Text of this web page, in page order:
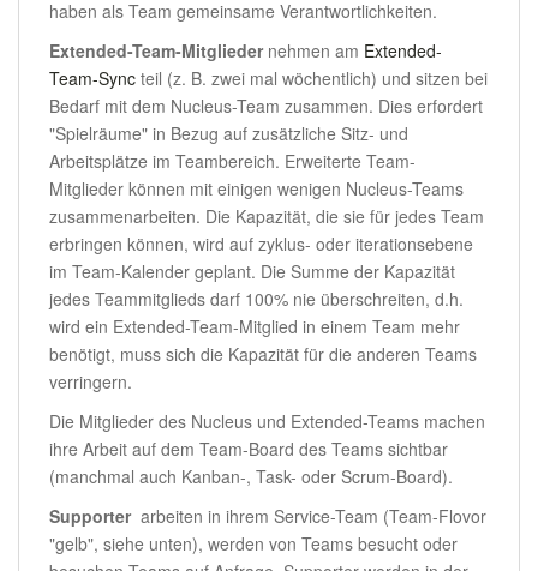
haben als Team gemeinsame Verantwortlichkeiten.
Extended-Team-Mitgliedernehmen am Extended-
Team-Sync teil (z. B. zwei mal wöchentlich) und sitzen bei
Bedarf mit dem Nucleus-Team zusammen. Dies erfordert
"Spielräume" in Bezug auf zusätzliche Sitz- und
Arbeitsplätze im Teambereich. Erweiterte Team-
Mitglieder können mit einigen wenigen Nucleus-Teams
zusammenarbeiten. Die Kapazität, die sie für jedes Team
erbringen können, wird auf zyklus- oder iterationsebene
im Team-Kalender geplant. Die Summe der Kapazität
jedes Teammitglieds darf 100% nie überschreiten, d.h.
wird ein Extended-Team-Mitglied in einem Team mehr
benötigt, muss sich die Kapazität für die anderen Teams
verringern.
Die Mitglieder des Nucleus und Extended-Teams machen
ihre Arbeit auf dem Team-Board des Teams sichtbar
(manchmal auch Kanban-, Task- oder Scrum-Board).
Supporterarbeiten in ihrem Service-Team (Team-Flovor
"gelb", siehe unten), werden von Teams besucht oder